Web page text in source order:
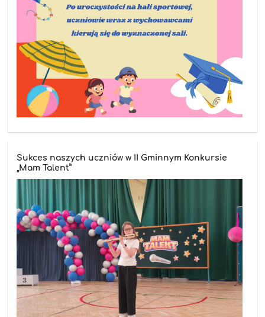
Sukces naszych uczniów w II Gminnym Konkursie
„Mam Talent”